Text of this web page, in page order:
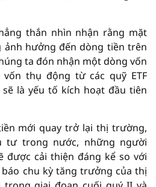
thắn nhìn nhận rằng mặt
ảnh hưởng đến dòng tiền trên
ta đón nhận một dòng vốn
thụ động từ các quỹ ETF
là yếu tố kích hoạt đầu tiên
mới quay trở lại thị trường,
tư trong nước, những người
được cải thiện đáng kể so với
chu kỳ tăng trưởng của thị